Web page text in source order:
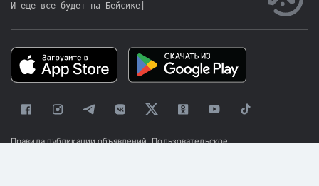
И еще все будет на Бейсике
Правила публикации объявлений Пользовательское